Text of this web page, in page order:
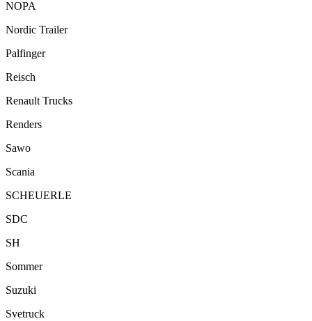
NOPA
Nordic Trailer
Palfinger
Reisch
Renault Trucks
Renders
Sawo
Scania
SCHEUERLE
SDC
SH
Sommer
Suzuki
Svetruck